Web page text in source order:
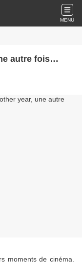
MENU
autre fois…
moments de cinéma.